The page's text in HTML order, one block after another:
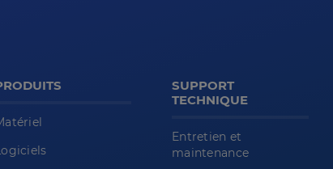
SUPPORT
TECHNIQUE
Entretien et
maintenance